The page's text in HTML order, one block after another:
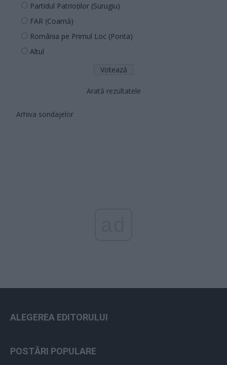
Partidul Patrioților (Surugiu)
FAR (Coarnă)
România pe Primul Loc (Ponta)
Altul
Arată rezultatele
Arhiva sondajelor
ALEGEREA EDITORULUI
POSTĂRI POPULARE